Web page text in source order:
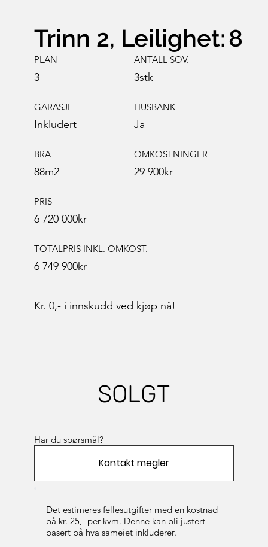
Trinn 2, Leilighet:8
PLAN
3
ANTALL SOV.
3stk
GARASJE
Inkludert
HUSBANK
Ja
BRA
88m2
OMKOSTNINGER
29 900kr
PRIS
6 720 000kr
TOTALPRIS INKL. OMKOST.
6 749 900kr
Kr. 0,- i innskudd ved kjøp nå!
SOLGT
Har du spørsmål?
Kontakt megler
Det estimeres fellesutgifter med en kostnad
på kr. 25,- per kvm. Denne kan bli justert
basert på hva sameiet inkluderer.